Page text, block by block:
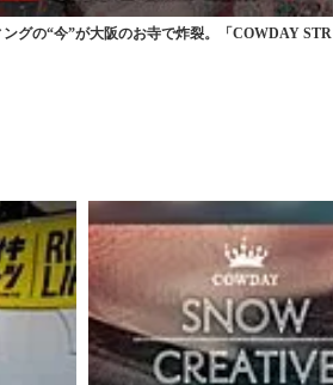
グの“今”が大阪のお寺で炸裂。「COWDAY STR